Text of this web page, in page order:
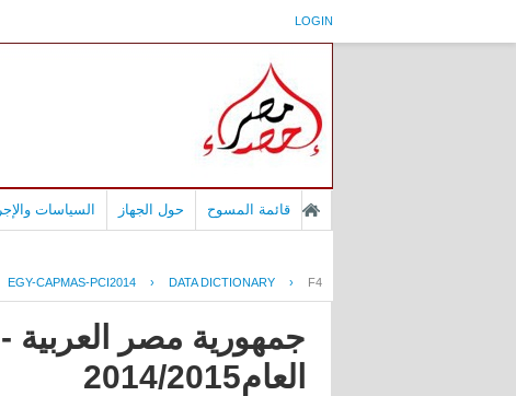
LOGIN
قائمة المسوح حول الجهاز السياسات
EGY-CAPMAS-PCI2014 › DATA DICTIONARY › F4
جمهورية مصر العربية
العام2014/2015